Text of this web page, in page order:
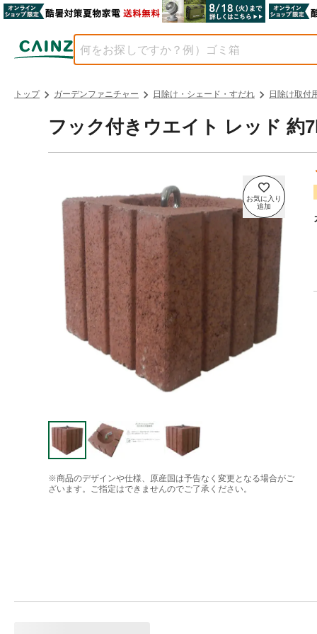
トップ ガーデンファニチャー 日除け・シェード・すだれ 日除け取付
フック付きウエイト レッド 約
※商品のデザインや仕様、原産国は予告なく変更となる場合がご
ざいます。ご指定はできませんのでご了承ください。